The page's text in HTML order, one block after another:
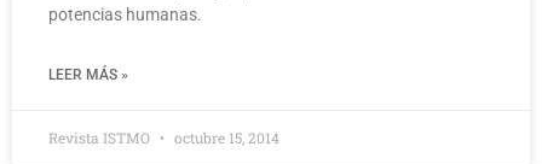
potencias humanas.
LEER MÁS »
Revista ISTMO octubre 15, 2014